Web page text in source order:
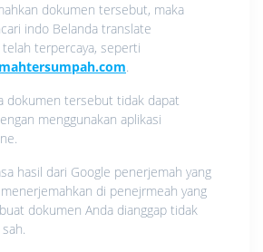
dokumen tersebut, maka
indo Belanda translate
terpercaya, seperti
.
dokumen tersebut tidak dapat
menggunakan aplikasi
hasil dari Google penerjemah yang
di penejrmeah yang
dokumen Anda dianggap tidak